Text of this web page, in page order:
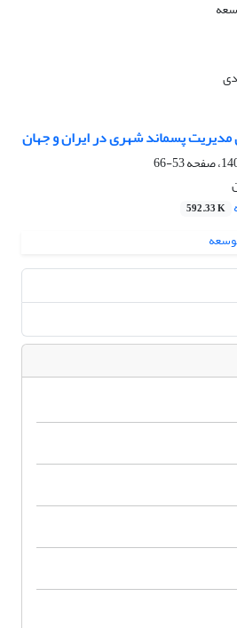
مدیریت پسماند شهری در ایران و جهان
53-66
592.33 K